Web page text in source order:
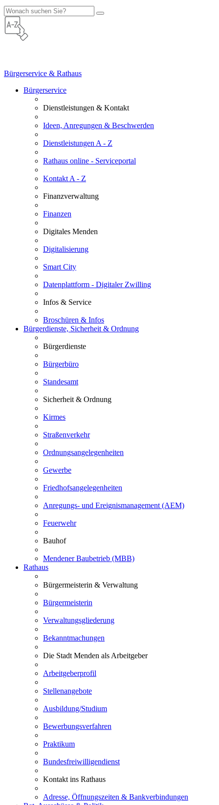
Bürgerservice & Rathaus
Bürgerservice
Dienstleistungen & Kontakt
Ideen, Anregungen & Beschwerden
Dienstleistungen A - Z
Rathaus online - Serviceportal
Kontakt A - Z
Finanzverwaltung
Finanzen
Digitales Menden
Digitalisierung
Smart City
Datenplattform - Digitaler Zwilling
Infos & Service
Broschüren & Infos
Bürgerdienste, Sicherheit & Ordnung
Bürgerdienste
Bürgerbüro
Standesamt
Sicherheit & Ordnung
Kirmes
Straßenverkehr
Ordnungsangelegenheiten
Gewerbe
Friedhofsangelegenheiten
Anregungs- und Ereignismanagement (AEM)
Feuerwehr
Bauhof
Mendener Baubetrieb (MBB)
Rathaus
Bürgermeisterin & Verwaltung
Bürgermeisterin
Verwaltungsgliederung
Bekanntmachungen
Die Stadt Menden als Arbeitgeber
Arbeitgeberprofil
Stellenangebote
Ausbildung/Studium
Bewerbungsverfahren
Praktikum
Bundesfreiwilligendienst
Kontakt ins Rathaus
Adresse, Öffnungszeiten & Bankverbindungen